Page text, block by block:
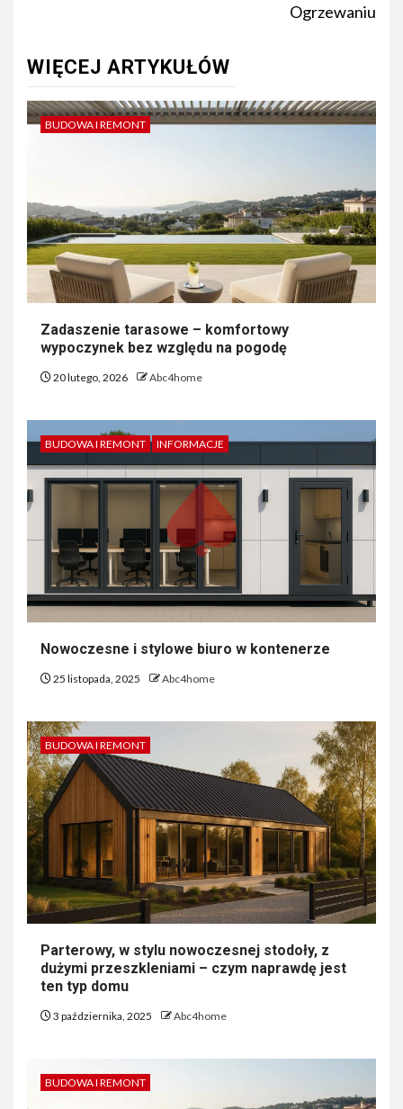
Ogrzewaniu
WIĘCEJ ARTYKUŁÓW
BUDOWA I REMONT
Zadaszenie tarasowe – komfortowy
wypoczynek bez względu na pogodę
20 lutego, 2026 Abc4home
BUDOWA I REMONT INFORMACJE
Nowoczesne i stylowe biuro w kontenerze
25 listopada, 2025 Abc4home
BUDOWA I REMONT
Parterowy, w stylu nowoczesnej stodoły, z
dużymi przeszkleniami – czym naprawdę jest
ten typ domu
3 października, 2025 Abc4home
BUDOWA I REMONT